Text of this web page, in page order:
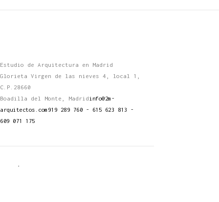
Estudio de Arquitectura en Madrid
Glorieta Virgen de las nieves 4, local 1,
C.P.28660
Boadilla del Monte, Madridinfo@2m-
arquitectos.com 919 289 760 - 615 623 813 -
609 071 175
Conócenos